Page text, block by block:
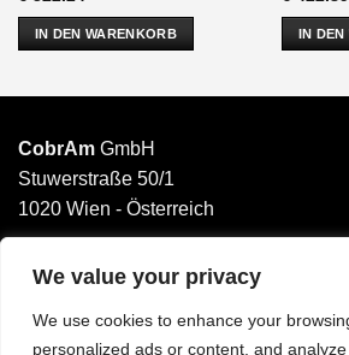
We value your privacy
We use cookies to enhance your
personalized ads or content, and
IN DEN WARENKORB IN DEN
CobrAm GmbH
Stuwerstraße 50/1
1020 Wien - Österreich
______________________
Email: office@cobram.gmbh
Impressum